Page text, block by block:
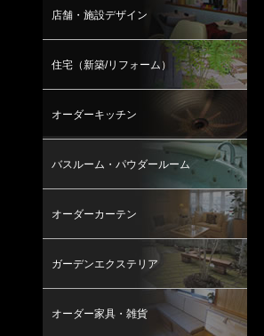
店舗・施設デザイン
住宅（新築/リフォーム）
オーダーキッチン
バスルーム・パウダールーム
オーダーカーテン
ガーデンエクステリア
オーダー家具・雑貨